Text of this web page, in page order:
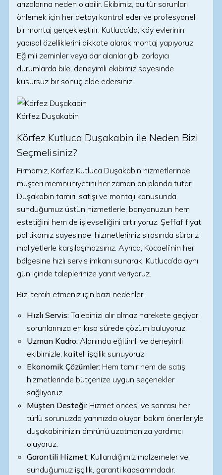
arızalarına neden olabilir. Ekibimiz, bu tür sorunları
önlemek için her detayı kontrol eder ve profesyonel
bir montaj gerçekleştirir. Kutluca’da, köy evlerinin
yapısal özelliklerini dikkate alarak montaj yapıyoruz.
Eğimli zeminler veya dar alanlar gibi zorlayıcı
durumlarda bile, deneyimli ekibimiz sayesinde
kusursuz bir sonuç elde edersiniz.
Körfez Duşakabin
Körfez Kutluca Duşakabin ile Neden Bizi
Seçmelisiniz?
Firmamız, Körfez Kutluca Duşakabin hizmetlerinde
müşteri memnuniyetini her zaman ön planda tutar.
Duşakabin tamiri, satışı ve montajı konusunda
sunduğumuz üstün hizmetlerle, banyonuzun hem
estetiğini hem de işlevselliğini artırıyoruz. Şeffaf fiyat
politikamız sayesinde, hizmetlerimiz sırasında sürpriz
maliyetlerle karşılaşmazsınız. Ayrıca, Kocaeli’nin her
bölgesine hızlı servis imkanı sunarak, Kutluca’da aynı
gün içinde taleplerinize yanıt veriyoruz.
Bizi tercih etmeniz için bazı nedenler:
Hızlı Servis: Talebinizi alır almaz harekete geçiyor,
sorunlarınıza en kısa sürede çözüm buluyoruz.
Uzman Kadro: Alanında eğitimli ve deneyimli
ekibimizle, kaliteli işçilik sunuyoruz.
Ekonomik Çözümler: Hem tamir hem de satış
hizmetlerinde bütçenize uygun seçenekler
sağlıyoruz.
Müşteri Desteği: Hizmet öncesi ve sonrası her
türlü sorunuzda yanınızda oluyor, bakım önerileriyle
duşakabininizin ömrünü uzatmanıza yardımcı
oluyoruz.
Garantili Hizmet: Kullandığımız malzemeler ve
sunduğumuz işçilik, garanti kapsamındadır.